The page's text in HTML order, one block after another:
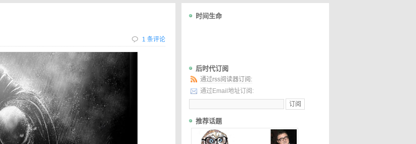
1 条评论
时间生命
后时代订阅
通过rss阅读器订阅:
通过Email地址订阅:
推荐话题